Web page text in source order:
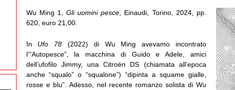
Wu Ming 1,Gli uomini pesce , Einaudi, Torino, 2024, pp.
620, euro 21,00.
In Ufo 78 (2022) di Wu Ming avevamo incontrato
l’“Autopesce”, la macchina di Guido e Adele, amici
dell’ufofilo Jimmy, una Citroën DS (chiamata all’epoca
anche “squalo” o “squalone”) “dipinta a squame gialle,
rosse e blu”. Adesso, nel recente romanzo solista di Wu